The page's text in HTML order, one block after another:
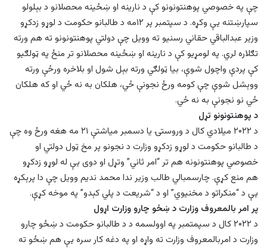
چې په خصوصي پوهنتونونو کې د نارینه او ښځينه محصلانو د بېلولو
سپارښتنه یې وکړه. د سپتمبر پر ۱۲مه د طالبانو حکومت د لوړو زدکړو
وزیر عبدالباقي حقاني رسنیو ته وویل چې دولتي پوهنتونونو ته هم ورته
تګلاره لري. په لومړیو کې د نارینه او ښځينه محصلانو تر منځ په ټولګیو
کې پردې واچول شوې، بیا ټولګي ورته بېل شول او بلاخره ورځې ورته
ووېشل شوې چې کومه ورځ نجونې ځي، هلکان به نه ځي‌ او که هلکان
ځي نو نجونې به نه ځي.
د پوهنتونونو تړل
د ۲۰۲۲ میلادي کال د وروستۍ یا دسمبر میاشتې ۲۱ مه هغه ورځ وه چې
د طالبانو حکومت د لوړو زدکړو وزارت د نجونو پر مخ ټول دولتي او
خصوصي پوهنتونونه هم تر “امر ثاني” وتړل او دوی یې له لوړو زدکړو
هم منع کړې. چارسمبالي طالب وزیر ندا محمد ندیم وویل چې دا پرېکړه
یې د “منکراتو د مخنیوي” او د “شریعت د پلي کېدو” په موخه کړې.
پر امر بالمعروف وزارت د ښځو چارو وزارت اړول
د ۲۰۲۲ کال د سپمتمبر په اوولسمه د د طالبانو حکومت د ښځو چارو
وزارت د امربالمعروف وزارت ته واړه او په دغه کار سره یې هم ښځو ته